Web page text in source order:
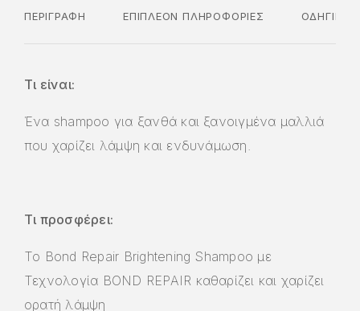
ΠΕΡΙΓΡΑΦΉ ΕΠΙΠΛΈΟΝ ΠΛΗΡΟΦΟΡΊΕΣ ΟΔΗΓΊΕΣ
Τι είναι:
Ένα shampoo για ξανθά και ξανοιγμένα μαλλιά
που χαρίζει λάμψη και ενδυνάμωση.
Τι προσφέρει:
Το Bond Repair Brightening Shampoo με
Τεχνολογία BOND REPAIR καθαρίζει και χαρίζει
ορατή λάμψη